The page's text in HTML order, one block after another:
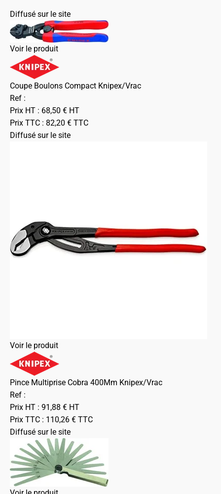
Diffusé sur le site
Voir le produit
Coupe Boulons Compact Knipex/Vrac
Ref :
Prix HT : 68,50 € HT
Prix TTC : 82,20 € TTC
Diffusé sur le site
Voir le produit
Pince Multiprise Cobra 400Mm Knipex/Vrac
Ref :
Prix HT : 91,88 € HT
Prix TTC : 110,26 € TTC
Diffusé sur le site